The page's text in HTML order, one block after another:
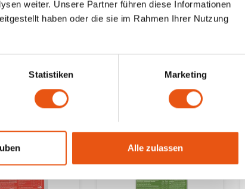
weiter. Unsere Partner führen diese Informationen
haben oder die sie im Rahmen Ihrer Nutzung
Statistiken Marketing
Alle zulassen
Brot
Brotmischung Dunkel
1000 Gramm -
5,79 €